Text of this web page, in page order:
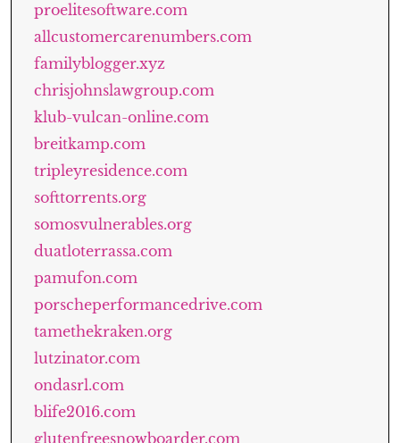
proelitesoftware.com
allcustomercarenumbers.com
familyblogger.xyz
chrisjohnslawgroup.com
klub-vulcan-online.com
breitkamp.com
tripleyresidence.com
softtorrents.org
somosvulnerables.org
duatloterrassa.com
pamufon.com
porscheperformancedrive.com
tamethekraken.org
lutzinator.com
ondasrl.com
blife2016.com
glutenfreesnowboarder.com